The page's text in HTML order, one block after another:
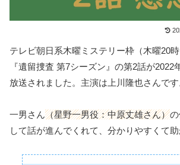
テレビ朝日系木曜ミステリー枠（木曜20
『遺留捜査 第7シーズン』の第2話が2022
放送されました。主演は上川隆也さんです
一男さん（星野一男役：中原丈雄さん）
して話が進んでくれて、分かりやすくて助